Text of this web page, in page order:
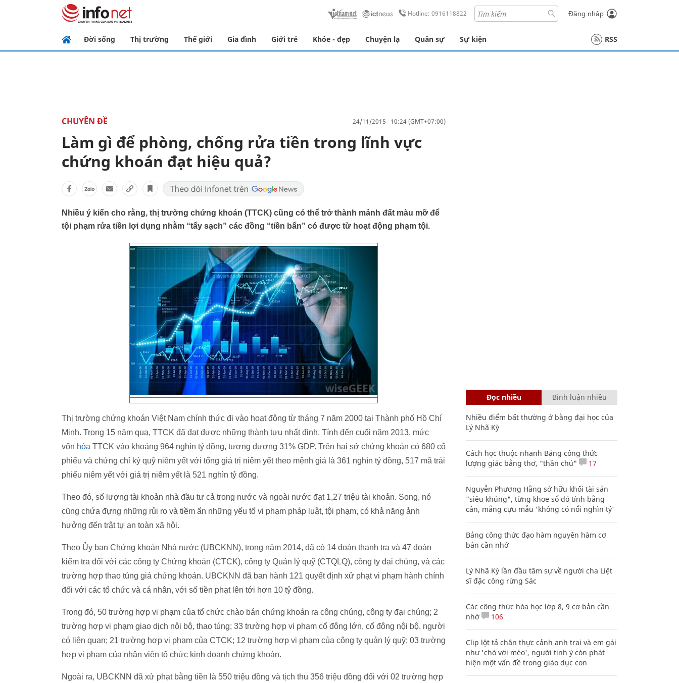
Hotline: 0916118822 Đăng nhập
Đời sống Thị trường Thế giới Gia đình Giới trẻ Khỏe - đẹp Chuyện lạ Quân sự Sự kiện RSS
CHUYÊN ĐỀ 24/11/2015 10:24 (GMT+07:00)
Làm gì để phòng, chống rửa tiền trong lĩnh vực
chứng khoán đạt hiệu quả?
Nhiều ý kiến cho rằng, thị trường chứng khoán (TTCK) cũng có thể trở thành mảnh đất màu mỡ để
tội phạm rửa tiền lợi dụng nhằm “tẩy sạch” các đồng “tiền bẩn” có được từ hoạt động phạm tội.
Thị trường chứng khoán Việt Nam chính thức đi vào hoạt động từ tháng 7 năm 2000 tại Thành phố Hồ Chí
Minh. Trong 15 năm qua, TTCK đã đạt được những thành tựu nhất định. Tính đến cuối năm 2013, mức
vốn hóa TTCK vào khoảng 964 nghìn tỷ đồng, tương đương 31% GDP. Trên hai sở chứng khoán có 680 cổ
phiếu và chứng chỉ ký quỹ niêm yết với tổng giá trị niêm yết theo mệnh giá là 361 nghìn tỷ đồng, 517 mã trái
phiếu niêm yết với giá trị niêm yết là 521 nghìn tỷ đồng.
Theo đó, số lượng tài khoản nhà đầu tư cả trong nước và ngoài nước đạt 1,27 triệu tài khoản. Song, nó
cũng chứa đựng những rủi ro và tiềm ẩn những yếu tố vi phạm pháp luật, tội phạm, có khả năng ảnh
hưởng đến trật tự an toàn xã hội.
Theo Ủy ban Chứng khoán Nhà nước (UBCKNN), trong năm 2014, đã có 14 đoàn thanh tra và 47 đoàn
kiểm tra đối với các công ty Chứng khoán (CTCK), công ty Quản lý quỹ (CTQLQ), công ty đại chúng, và các
trường hợp thao túng giá chứng khoán. UBCKNN đã ban hành 121 quyết định xử phạt vi phạm hành chính
đối với các tổ chức và cá nhân, với số tiền phạt lên tới hơn 10 tỷ đồng.
Trong đó, 50 trường hợp vi phạm của tổ chức chào bán chứng khoán ra công chúng, công ty đại chúng; 2
trường hợp vi phạm giao dịch nội bộ, thao túng; 33 trường hợp vi phạm cổ đông lớn, cổ đông nội bộ, người
có liên quan; 21 trường hợp vi phạm của CTCK; 12 trường hợp vi phạm của công ty quản lý quỹ; 03 trường
hợp vi phạm của nhân viên tổ chức kinh doanh chứng khoán.
Ngoài ra, UBCKNN đã xử phạt bằng tiền là 550 triệu đồng và tịch thu 356 triệu đồng đối với 02 trường hợp
Đọc nhiều Bình luận nhiều
Nhiều điểm bất thường ở bằng đại học của
Lý Nhã Kỳ
Cách học thuộc nhanh Bảng công thức
lượng giác bằng thơ, "thần chú"
17
Nguyễn Phương Hằng sở hữu khối tài sản
"siêu khủng", từng khoe sổ đỏ tính bằng
cân, mắng cựu mẫu 'không có nổi nghìn tỷ'
Bảng công thức đạo hàm nguyên hàm cơ
bản cần nhớ
Lý Nhã Kỳ lần đầu tâm sự về người cha Liệt
sĩ đặc công rừng Sác
Các công thức hóa học lớp 8, 9 cơ bản cần
nhớ
106
Clip lột tả chân thực cảnh anh trai và em gái
như 'chó với mèo', người tinh ý còn phát
hiện một vấn đề trong giáo dục con